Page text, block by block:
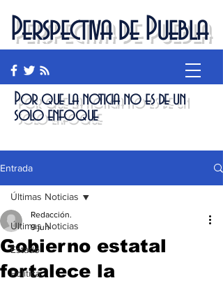
Perspectiva de Puebla
Por que la noticia no es de un
solo enfoque
Entrada
Últimas Noticias
Estado
Política
Últimas Noticias
Gobierno estatal
fortalece la
Redacción.
9 jun